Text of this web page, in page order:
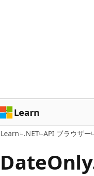
ン
ツ
に
ス
ッ
ゲ
ー
シ
ョ
に
Learn
Learn .NET API ブラウザー
Date